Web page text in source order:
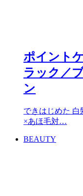
ポイント
ラック／
ン
できはじめた
×あほ毛対…
BEAUTY